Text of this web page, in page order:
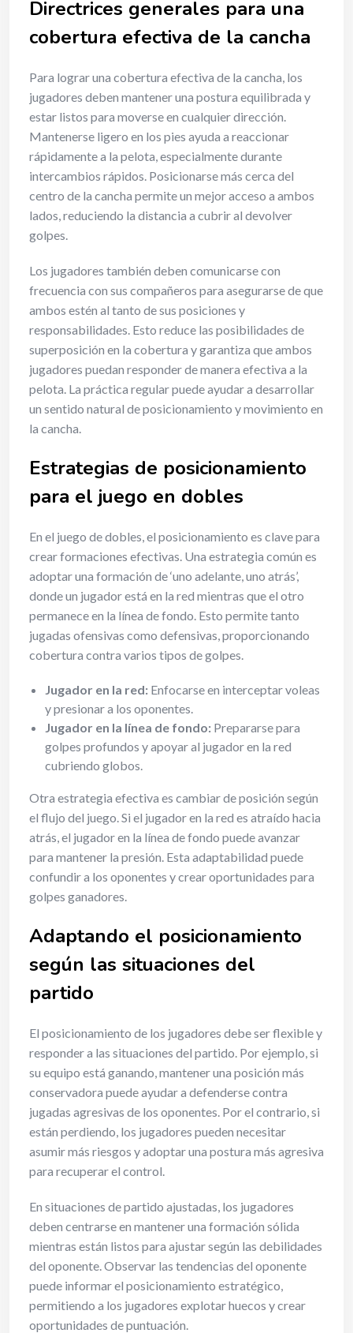
Directrices generales para una
cobertura efectiva de la cancha
Para lograr una cobertura efectiva de la cancha, los
jugadores deben mantener una postura equilibrada y
estar listos para moverse en cualquier dirección.
Mantenerse ligero en los pies ayuda a reaccionar
rápidamente a la pelota, especialmente durante
intercambios rápidos. Posicionarse más cerca del
centro de la cancha permite un mejor acceso a ambos
lados, reduciendo la distancia a cubrir al devolver
golpes.
Los jugadores también deben comunicarse con
frecuencia con sus compañeros para asegurarse de que
ambos estén al tanto de sus posiciones y
responsabilidades. Esto reduce las posibilidades de
superposición en la cobertura y garantiza que ambos
jugadores puedan responder de manera efectiva a la
pelota. La práctica regular puede ayudar a desarrollar
un sentido natural de posicionamiento y movimiento en
la cancha.
Estrategias de posicionamiento
para el juego en dobles
En el juego de dobles, el posicionamiento es clave para
crear formaciones efectivas. Una estrategia común es
adoptar una formación de ‘uno adelante, uno atrás’,
donde un jugador está en la red mientras que el otro
permanece en la línea de fondo. Esto permite tanto
jugadas ofensivas como defensivas, proporcionando
cobertura contra varios tipos de golpes.
Jugador en la red: Enfocarse en interceptar voleas
y presionar a los oponentes.
Jugador en la línea de fondo: Prepararse para
golpes profundos y apoyar al jugador en la red
cubriendo globos.
Otra estrategia efectiva es cambiar de posición según
el flujo del juego. Si el jugador en la red es atraído hacia
atrás, el jugador en la línea de fondo puede avanzar
para mantener la presión. Esta adaptabilidad puede
confundir a los oponentes y crear oportunidades para
golpes ganadores.
Adaptando el posicionamiento
según las situaciones del
partido
El posicionamiento de los jugadores debe ser flexible y
responder a las situaciones del partido. Por ejemplo, si
su equipo está ganando, mantener una posición más
conservadora puede ayudar a defenderse contra
jugadas agresivas de los oponentes. Por el contrario, si
están perdiendo, los jugadores pueden necesitar
asumir más riesgos y adoptar una postura más agresiva
para recuperar el control.
En situaciones de partido ajustadas, los jugadores
deben centrarse en mantener una formación sólida
mientras están listos para ajustar según las debilidades
del oponente. Observar las tendencias del oponente
puede informar el posicionamiento estratégico,
permitiendo a los jugadores explotar huecos y crear
oportunidades de puntuación.